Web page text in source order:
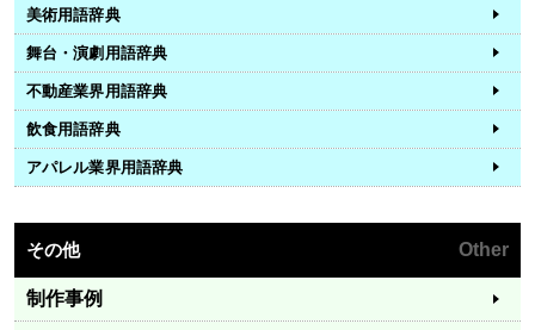
美術用語辞典
舞台・演劇用語辞典
不動産業界用語辞典
飲食用語辞典
アパレル業界用語辞典
その他 Other
制作事例